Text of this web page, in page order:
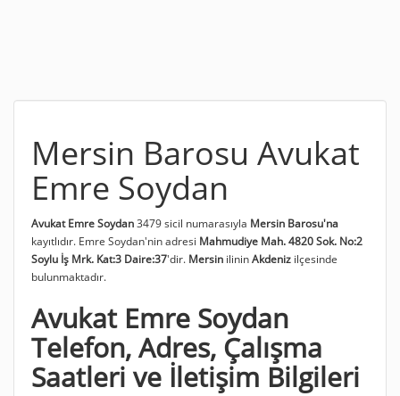
Mersin Barosu Avukat
Emre Soydan
Avukat Emre Soydan3479 sicil numarasıyla Mersin Barosu'na
kayıtlıdır. Emre Soydan'nin adresi Mahmudiye Mah. 4820 Sok. No:2
Soylu İş Mrk. Kat:3 Daire:37'dir. Mersin ilininAkdeniz ilçesinde
bulunmaktadır.
Avukat Emre Soydan
Telefon, Adres, Çalışma
Saatleri ve İletişim Bilgileri